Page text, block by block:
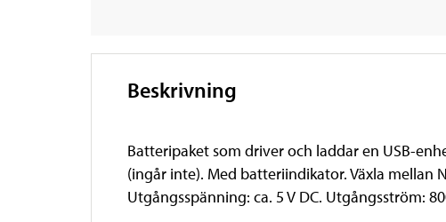
Beskrivning
Batteripaket som driver och laddar en USB-
(ingår inte). Med batteriindikator. Växla mellan
Utgångsspänning: ca. 5 V DC. Utgångsström: